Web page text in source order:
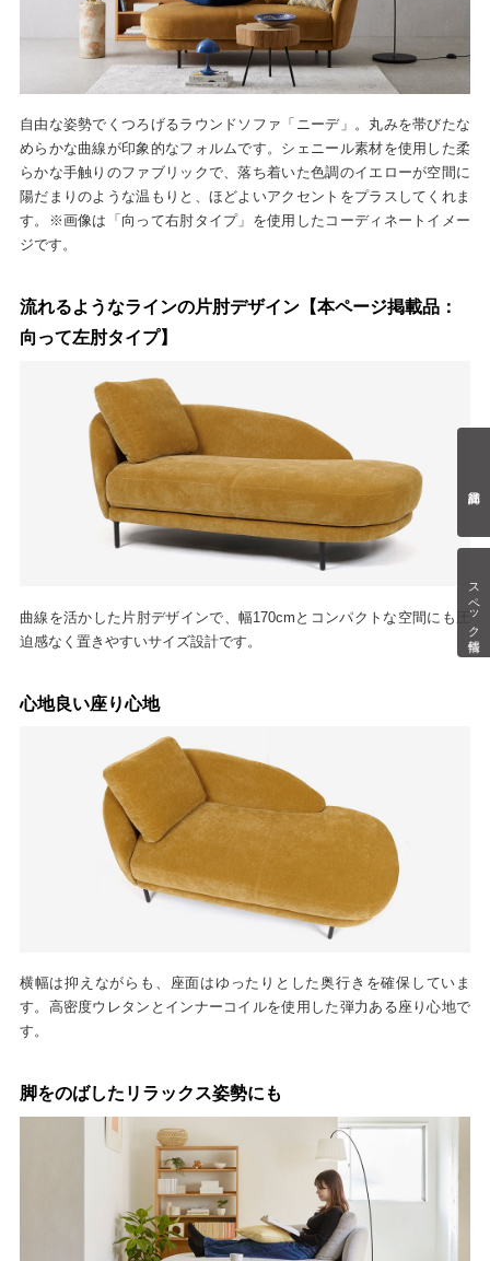
スペック情報
自由な姿勢でくつろげるラウンドソファ「ニーデ」。丸みを帯びたな
めらかな曲線が印象的なフォルムです。シェニール素材を使用した柔
らかな手触りのファブリックで、落ち着いた色調のイエローが空間に
陽だまりのような温もりと、ほどよいアクセントをプラスしてくれま
す。※画像は「向って右肘タイプ」を使用したコーディネートイメー
ジです。
流れるようなラインの片肘デザイン【本ページ掲載品：
向って左肘タイプ】
曲線を活かした片肘デザインで、幅170cmとコンパクトな空間にも圧
迫感なく置きやすいサイズ設計です。
心地良い座り心地
横幅は抑えながらも、座面はゆったりとした奥行きを確保していま
す。高密度ウレタンとインナーコイルを使用した弾力ある座り心地で
す。
脚をのばしたリラックス姿勢にも